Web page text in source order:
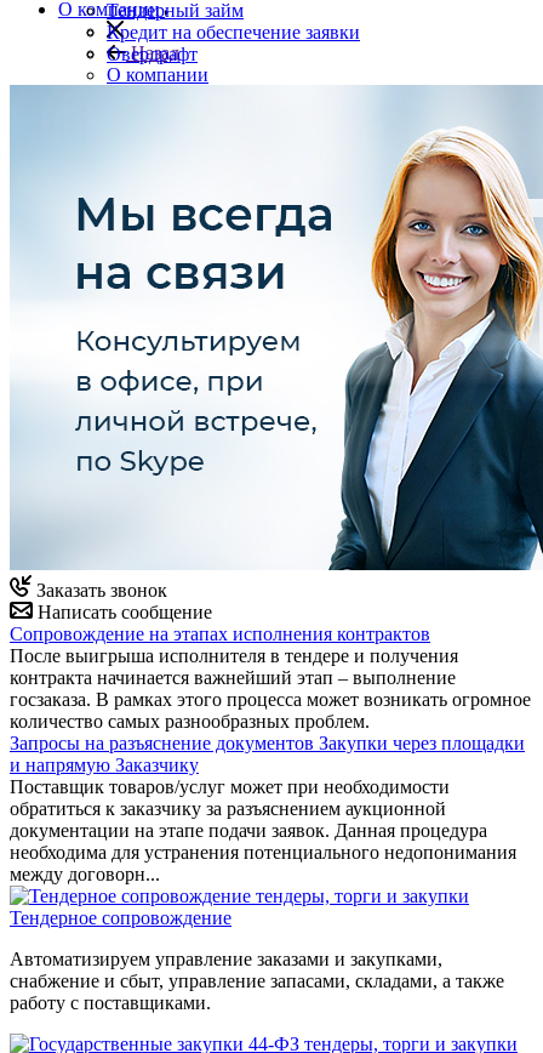
О компании
Назад
О компании
Семинары
Авторизация
8 800 300 71 19
Вконтакте
Facebook
Telegram
Тендерный займ
Кредит на обеспечение заявки
Овердрафт
Заказать звонок
Написать сообщение
Сопровождение на этапах исполнения контрактов
После выигрыша исполнителя в тендере и получения
контракта начинается важнейший этап – выполнение
госзаказа. В рамках этого процесса может возникать огромное
количество самых разнообразных проблем.
Запросы на разъяснение документов Закупки через площадки
и напрямую Заказчику
Поставщик товаров/услуг может при необходимости
обратиться к заказчику за разъяснением аукционной
документации на этапе подачи заявок. Данная процедура
необходима для устранения потенциального недопонимания
между договорн...
Тендерное сопровождение
Автоматизируем управление заказами и закупками,
снабжение и сбыт, управление запасами, складами, а также
работу с поставщиками.